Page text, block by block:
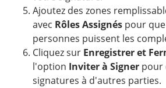
Ajoutez des zones
avec Rôles Assignés pour
personnes puissent les
Cliquez sur Enregistrer et
l'option Inviter à Signer pour
signatures à d'autres parties.